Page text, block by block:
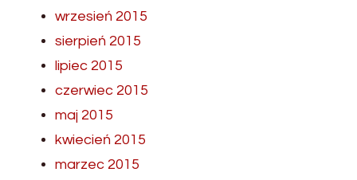
wrzesień 2015
sierpień 2015
lipiec 2015
czerwiec 2015
maj 2015
kwiecień 2015
marzec 2015